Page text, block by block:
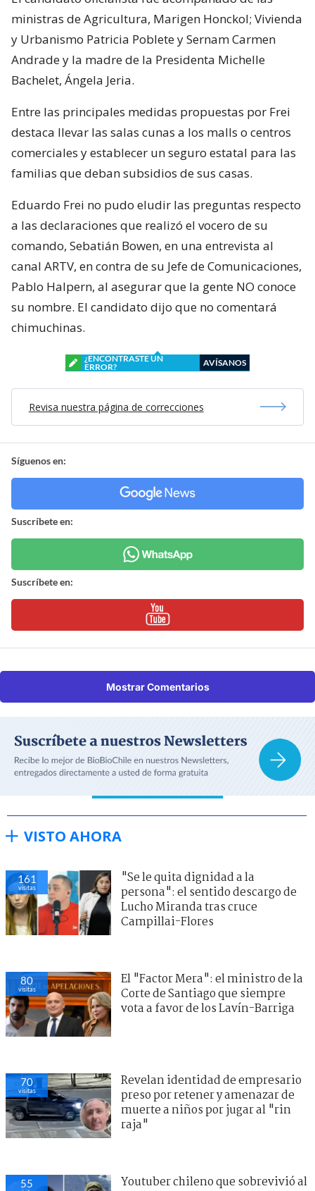
ministras de Agricultura, Marigen Honckol; Vivienda
y Urbanismo Patricia Poblete y Sernam Carmen
Andrade y la madre de la Presidenta Michelle
Bachelet, Ángela Jeria.
Entre las principales medidas propuestas por Frei
destaca llevar las salas cunas a los malls o centros
comerciales y establecer un seguro estatal para las
familias que deban subsidios de sus casas.
Eduardo Frei no pudo eludir las preguntas respecto
a las declaraciones que realizó el vocero de su
comando, Sebatián Bowen, en una entrevista al
canal ARTV, en contra de su Jefe de Comunicaciones,
Pablo Halpern, al asegurar que la gente NO conoce
su nombre. El candidato dijo que no comentará
chimuchinas.
¿ENCONTRASTE UN
ERROR?
AVÍSANOS
Revisa nuestra página de correcciones
Síguenos en:
Suscríbete en:
Suscríbete en:
Mostrar Comentarios
VISTO AHORA
161
visitas
"Se le quita dignidad a la
persona": el sentido descargo de
Lucho Miranda tras cruce
Campillai-Flores
80
visitas
El "Factor Mera": el ministro de la
Corte de Santiago que siempre
vota a favor de los Lavín-Barriga
70
visitas
Revelan identidad de empresario
preso por retener y amenazar de
muerte a niños por jugar al "rin
raja"
55
Youtuber chileno que sobrevivió al